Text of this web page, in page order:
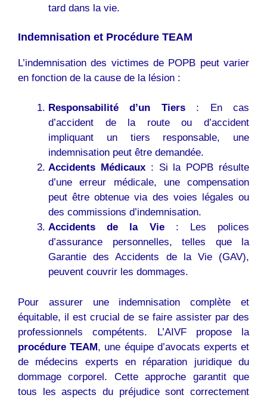
tard dans la vie.
Indemnisation et Procédure TEAM
L’indemnisation des victimes de POPB peut varier
en fonction de la cause de la lésion :
Responsabilité d’un Tiers: En cas
d’accident de la route ou d’accident
impliquant un tiers responsable, une
indemnisation peut être demandée.
Accidents Médicaux: Si la POPB résulte
d’une erreur médicale, une compensation
peut être obtenue via des voies légales ou
des commissions d’indemnisation.
Accidents de la Vie: Les polices
d’assurance personnelles, telles que la
Garantie des Accidents de la Vie (GAV),
peuvent couvrir les dommages.
Pour assurer une indemnisation complète et
équitable, il est crucial de se faire assister par des
professionnels compétents. L’AIVF propose la
procédure TEAM, une équipe d’avocats experts et
de médecins experts en réparation juridique du
dommage corporel. Cette approche garantit que
tous les aspects du préjudice sont correctement